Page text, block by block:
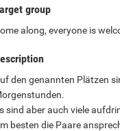
group
along, everyone is
den genannten Plätzen
sind aber auch viele
besten die Paare